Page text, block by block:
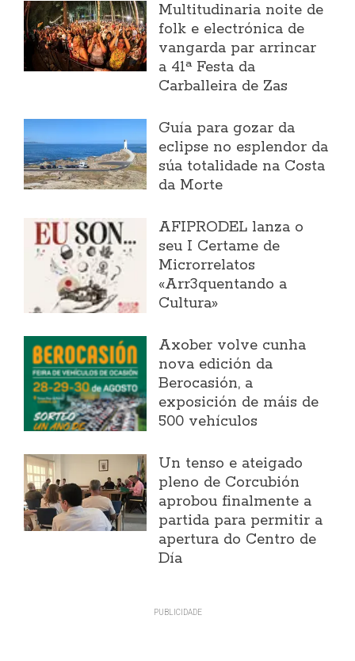
Multitudinaria noite de
folk e electrónica de
vangarda par arrincar
a 41ª Festa da
Carballeira de Zas
Guía para gozar da
eclipse no esplendor da
súa totalidade na Costa
da Morte
AFIPRODEL lanza o
seu I Certame de
Microrrelatos
«Arr3quentando a
Cultura»
Axober volve cunha
nova edición da
Berocasión, a
exposición de máis de
500 vehículos
Un tenso e ateigado
pleno de Corcubión
aprobou finalmente a
partida para permitir a
apertura do Centro de
Día